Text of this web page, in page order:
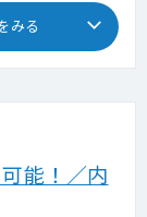
みる
能！／内